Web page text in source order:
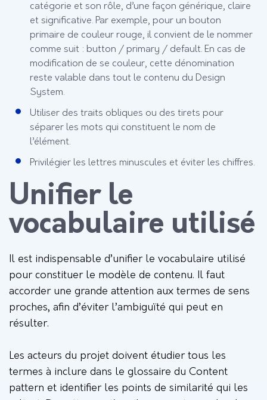
catégorie et son rôle, d’une façon générique, claire
et significative. Par exemple, pour un bouton
primaire de couleur rouge, il convient de le nommer
comme suit : button / primary / default. En cas de
modification de se couleur, cette dénomination
reste valable dans tout le contenu du Design
System.
Utiliser des traits obliques ou des tirets pour
séparer les mots qui constituent le nom de
l’élément.
Privilégier les lettres minuscules et éviter les chiffres.
Unifier le
vocabulaire utilisé
Il est indispensable d’unifier le vocabulaire utilisé
pour constituer le modèle de contenu. Il faut
accorder une grande attention aux termes de sens
proches, afin d’éviter l’ambiguïté qui peut en
résulter.
Les acteurs du projet doivent étudier tous les
termes à inclure dans le glossaire du Content
pattern et identifier les points de similarité qui les